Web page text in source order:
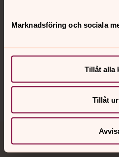
Marknadsföring och sociala
Tillåt alla
Tillåt
Hitta snabbt
Jourhavande präst